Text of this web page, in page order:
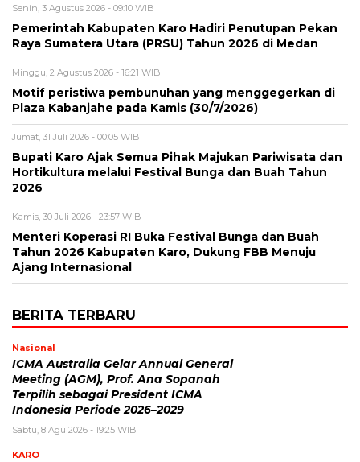
Senin, 3 Agustus 2026 - 09:10 WIB
Pemerintah Kabupaten Karo Hadiri Penutupan Pekan
Raya Sumatera Utara (PRSU) Tahun 2026 di Medan
Minggu, 2 Agustus 2026 - 16:21 WIB
Motif peristiwa pembunuhan yang menggegerkan di
Plaza Kabanjahe pada Kamis (30/7/2026)
Jumat, 31 Juli 2026 - 00:05 WIB
Bupati Karo Ajak Semua Pihak Majukan Pariwisata dan
Hortikultura melalui Festival Bunga dan Buah Tahun
2026
Kamis, 30 Juli 2026 - 23:57 WIB
Menteri Koperasi RI Buka Festival Bunga dan Buah
Tahun 2026 Kabupaten Karo, Dukung FBB Menuju
Ajang Internasional
BERITA TERBARU
Nasional
ICMA Australia Gelar Annual General
Meeting (AGM), Prof. Ana Sopanah
Terpilih sebagai President ICMA
Indonesia Periode 2026–2029
Sabtu, 8 Agu 2026 - 19:25 WIB
KARO